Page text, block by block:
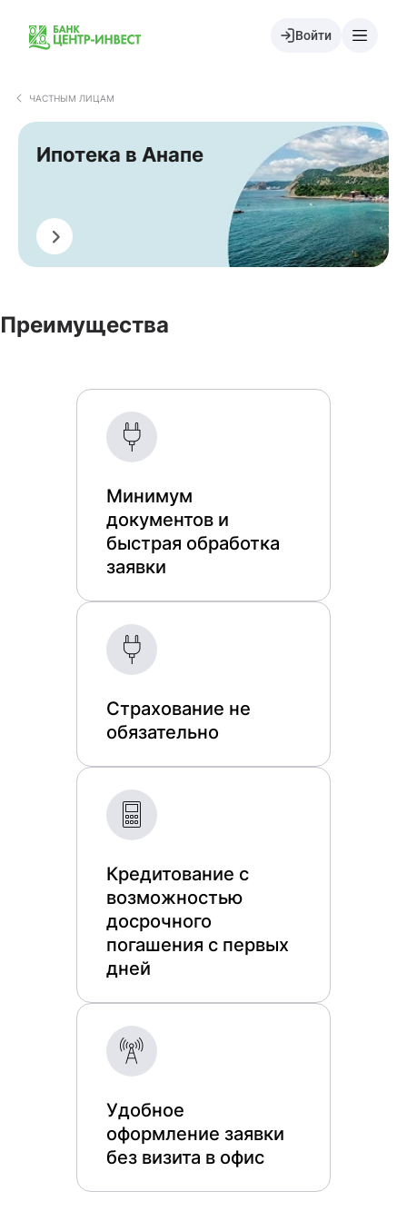
Войти
ЧАСТНЫМ ЛИЦАМ
Ипотека в Анапе
Оформить
Преимущества
Минимум
документов и
быстрая обработка
заявки
Страхование не
обязательно
Кредитование с
возможностью
досрочного
погашения с первых
дней
Удобное
оформление заявки
без визита в офис